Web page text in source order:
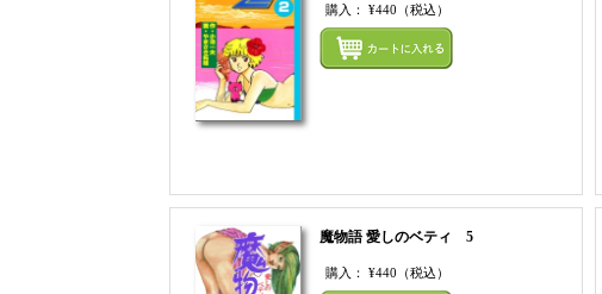
購入： ¥440 （税込）
魔物語 愛しのベティ 5
購入： ¥440 （税込）